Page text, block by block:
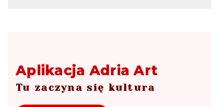
Aplikacja Adria Art
Tu zaczyna się kultura